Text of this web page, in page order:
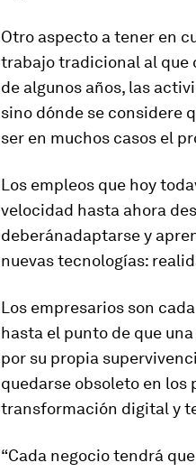
Otro aspecto a tener en
trabajo tradicional al que
de algunos años, las
sino dónde se considere
ser en muchos casos el
Los empleos que hoy
velocidad hasta ahora
deberánadaptarse y
nuevas tecnologías:
Los empresarios son
hasta el punto de que
por su propia
quedarse obsoleto en los
transformación digital y
“Cada negocio tendrá